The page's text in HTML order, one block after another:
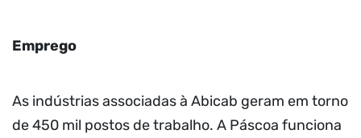
Emprego
As indústrias associadas à Abicab geram em torno
de 450 mil postos de trabalho. A Páscoa funciona